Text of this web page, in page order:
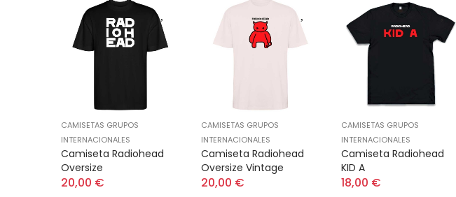
CAMISETAS GRUPOS
INTERNACIONALES
Camiseta Radiohead
Oversize
20,00 €
CAMISETAS GRUPOS
INTERNACIONALES
Camiseta Radiohead
Oversize Vintage
20,00 €
CAMISETAS GRUPOS
INTERNACIONALES
Camiseta Radiohead
KID A
18,00 €